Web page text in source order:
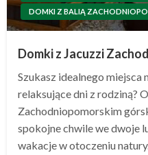
DOMKI Z BALIĄ
Domki z Jacuzzi
Szukasz idealnego miejsca
relaksujące dni z rodziną?
Zachodniopomorskim
spokojne chwile we dwoje
wakacje w otoczeniu